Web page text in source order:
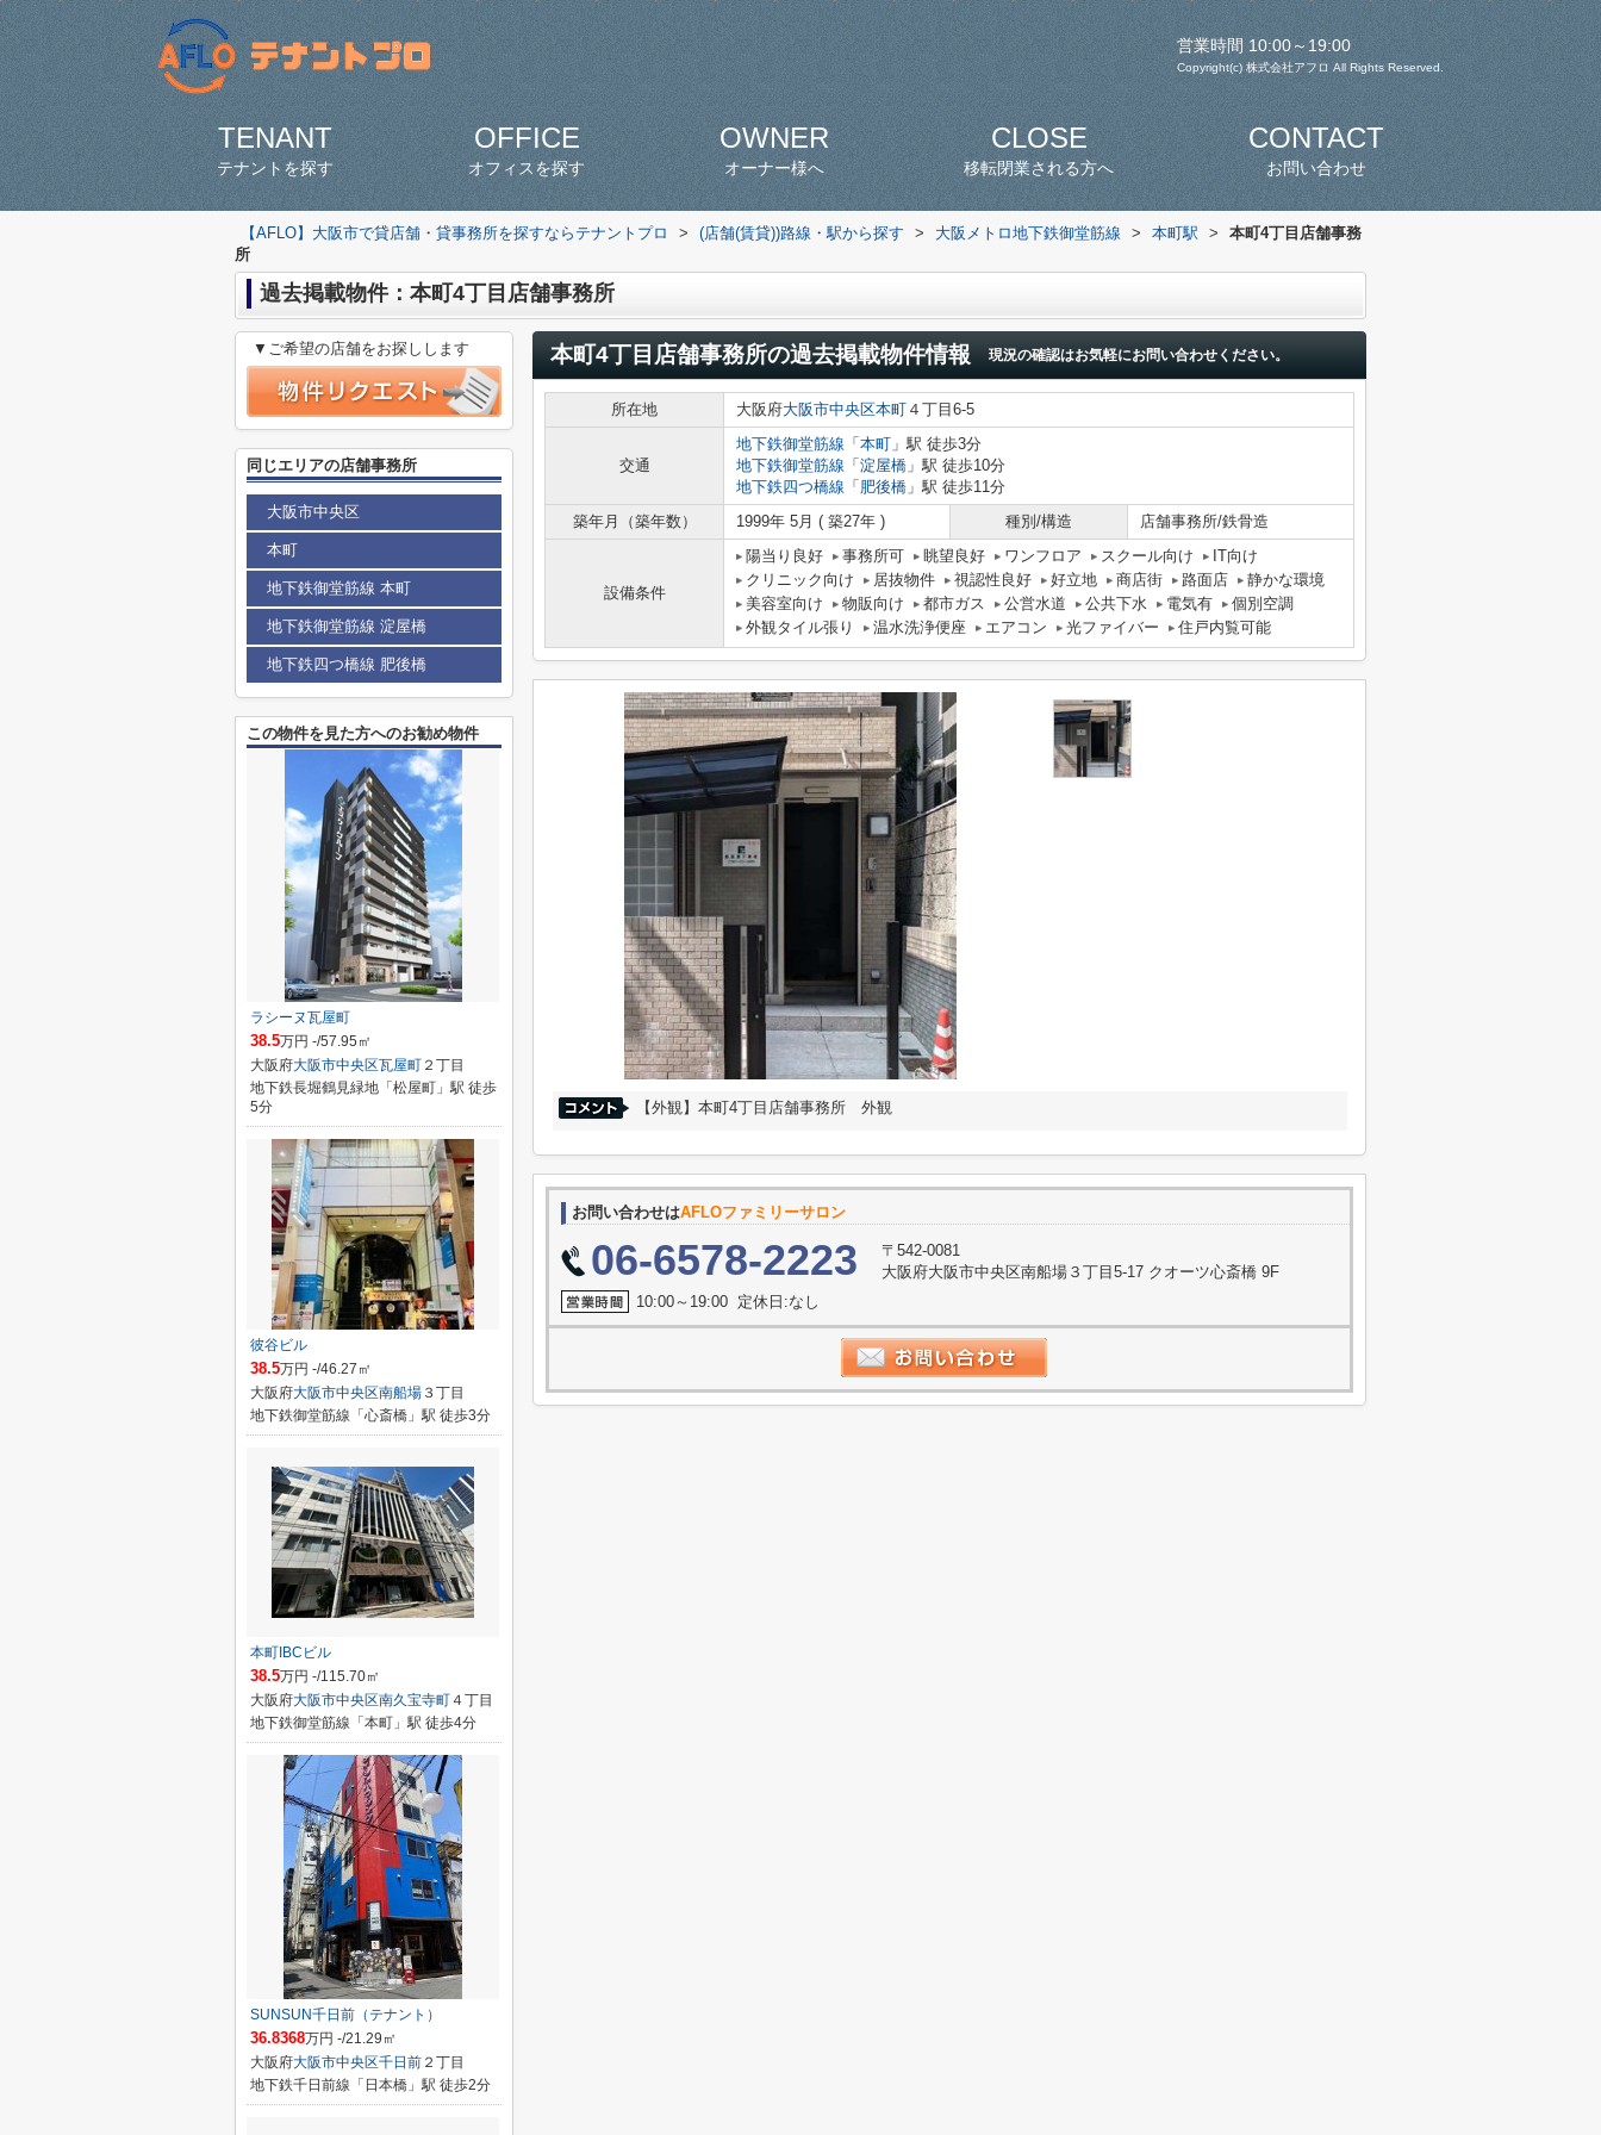
営業時間 10:00～19:00
Copyright(c) 株式会社アフロ All Rights Reserved.
TENANT
テナントを探す
OFFICE
オフィスを探す
OWNER
オーナー様へ
CLOSE
移転閉業される方へ
CONTACT
お問い合わせ
【AFLO】大阪市で貸店舗・貸事務所を探すならテナントプロ > (店舗(賃貸))路線・駅から探す > 大阪メトロ地下鉄御堂筋線 > 本町駅 >
本町4丁目店舗事務
所
過去掲載物件：本町4丁目店舗事務所
本町4丁目店舗事務所の過去掲載物件情報 現況の確認はお気軽にお問い合わせください。
所在地 大阪府大阪市中央区本町 ４丁目6-5
交通
地下鉄御堂筋線 「 本町 」駅 徒歩3分
地下鉄御堂筋線 「 淀屋橋 」駅 徒歩10分
地下鉄四つ橋線 「 肥後橋 」駅 徒歩11分
築年月（築年数）
1999年 5月 ( 築27年 ) 種別/構造 店舗事務所/鉄骨造
設備条件
陽当り良好 事務所可 眺望良好 ワンフロア スクール向け
IT向け
クリニック向け
居抜物件 視認性良好 好立地 商店街 路面店
静かな環境
美容室向け
物販向け 都市ガス 公営水道 公共下水 電気有
個別空調
外観タイル張り
温水洗浄便座 エアコン 光ファイバー 住戸内覧可能
【外観】本町4丁目店舗事務所 外観
お問い合わせはAFLOファミリーサロン
06-6578-2223
〒542-0081
大阪府大阪市中央区南船場３丁目5-17 クオーツ心斎橋 9F
10:00～19:00 定休日:なし
▼ご希望の店舗をお探しします
同じエリアの店舗事務所
大阪市中央区
本町
地下鉄御堂筋線 本町
地下鉄御堂筋線 淀屋橋
地下鉄四つ橋線 肥後橋
この物件を見た方へのお勧め物件
ラシーヌ瓦屋町
38.5万円 -/57.95㎡
大阪府大阪市中央区瓦屋町 ２丁目
地下鉄長堀鶴見緑地「松屋町」駅 徒歩
5分
彼谷ビル
38.5万円 -/46.27㎡
大阪府大阪市中央区南船場 ３丁目
地下鉄御堂筋線「心斎橋」駅 徒歩3分
本町IBCビル
38.5万円 -/115.70㎡
大阪府大阪市中央区南久宝寺町４丁目
地下鉄御堂筋線「本町」駅 徒歩4分
SUNSUN千日前（テナント）
36.8368万円 -/21.29㎡
大阪府大阪市中央区千日前 ２丁目
地下鉄千日前線「日本橋」駅 徒歩2分